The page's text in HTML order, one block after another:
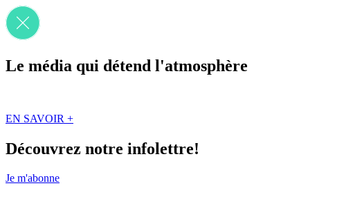
Le média qui détend l'atmosphère
EN SAVOIR +
Découvrez notre infolettre!
Je m'abonne